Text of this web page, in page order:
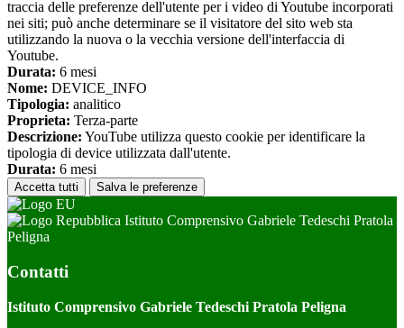
traccia delle preferenze dell'utente per i video di Youtube incorporati
nei siti; può anche determinare se il visitatore del sito web sta
utilizzando la nuova o la vecchia versione dell'interfaccia di
Youtube.
Durata: 6 mesi
Nome: DEVICE_INFO
Tipologia: analitico
Proprieta: Terza-parte
Descrizione: YouTube utilizza questo cookie per identificare la
tipologia di device utilizzata dall'utente.
Durata: 6 mesi
Accetta tutti Salva le preferenze
Istituto Comprensivo Gabriele Tedeschi Pratola
Peligna
Contatti
Istituto Comprensivo Gabriele Tedeschi Pratola Peligna